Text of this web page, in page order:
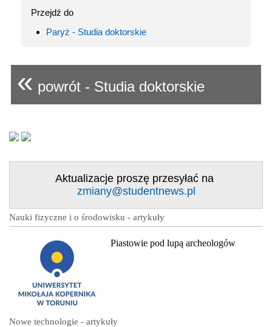
Przejdź do
Paryż - Studia doktorskie
« powrót - Studia doktorskie
Aktualizacje proszę przesyłać na
zmiany@studentnews.pl
Nauki fizyczne i o środowisku - artykuły
Piastowie pod lupą archeologów
Nowe technologie - artykuły